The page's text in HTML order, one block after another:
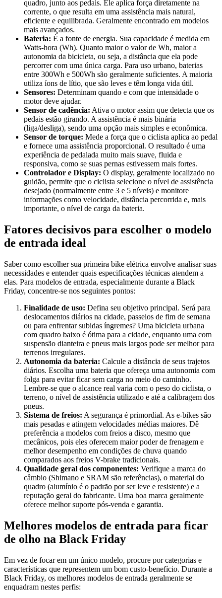
quadro, junto aos pedais. Ele aplica força diretamente na
corrente, o que resulta em uma assistência mais natural,
eficiente e equilibrada. Geralmente encontrado em modelos
mais avançados.
Bateria: É a fonte de energia. Sua capacidade é medida em
Watts-hora (Wh). Quanto maior o valor de Wh, maior a
autonomia da bicicleta, ou seja, a distância que ela pode
percorrer com uma única carga. Para uso urbano, baterias
entre 300Wh e 500Wh são geralmente suficientes. A maioria
utiliza íons de lítio, que são leves e têm longa vida útil.
Sensores: Determinam quando e com que intensidade o
motor deve ajudar.
Sensor de cadência: Ativa o motor assim que detecta que os
pedais estão girando. A assistência é mais binária
(liga/desliga), sendo uma opção mais simples e econômica.
Sensor de torque: Mede a força que o ciclista aplica ao pedal
e fornece uma assistência proporcional. O resultado é uma
experiência de pedalada muito mais suave, fluida e
responsiva, como se suas pernas estivessem mais fortes.
Controlador e Display: O display, geralmente localizado no
guidão, permite que o ciclista selecione o nível de assistência
desejado (normalmente entre 3 e 5 níveis) e monitore
informações como velocidade, distância percorrida e, mais
importante, o nível de carga da bateria.
Fatores decisivos para escolher o modelo
de entrada ideal
Saber como escolher sua primeira bike elétrica envolve analisar suas
necessidades e entender quais especificações técnicas atendem a
elas. Para modelos de entrada, especialmente durante a Black
Friday, concentre-se nos seguintes pontos:
Finalidade de uso: Defina seu objetivo principal. Será para
deslocamentos diários na cidade, passeios de fim de semana
ou para enfrentar subidas íngremes? Uma bicicleta urbana
com quadro baixo é ótima para a cidade, enquanto uma com
suspensão dianteira e pneus mais largos pode ser melhor para
terrenos irregulares.
Autonomia da bateria: Calcule a distância de seus trajetos
diários. Escolha uma bateria que ofereça uma autonomia com
folga para evitar ficar sem carga no meio do caminho.
Lembre-se que o alcance real varia com o peso do ciclista, o
terreno, o nível de assistência utilizado e até a calibragem dos
pneus.
Sistema de freios: A segurança é primordial. As e-bikes são
mais pesadas e atingem velocidades médias maiores. Dê
preferência a modelos com freios a disco, mesmo que
mecânicos, pois eles oferecem maior poder de frenagem e
melhor desempenho em condições de chuva quando
comparados aos freios V-brake tradicionais.
Qualidade geral dos componentes: Verifique a marca do
câmbio (Shimano e SRAM são referências), o material do
quadro (alumínio é o padrão por ser leve e resistente) e a
reputação geral do fabricante. Uma boa marca geralmente
oferece melhor suporte pós-venda e garantia.
Melhores modelos de entrada para ficar
de olho na Black Friday
Em vez de focar em um único modelo, procure por categorias e
características que representem um bom custo-benefício. Durante a
Black Friday, os melhores modelos de entrada geralmente se
enquadram nestes perfis: